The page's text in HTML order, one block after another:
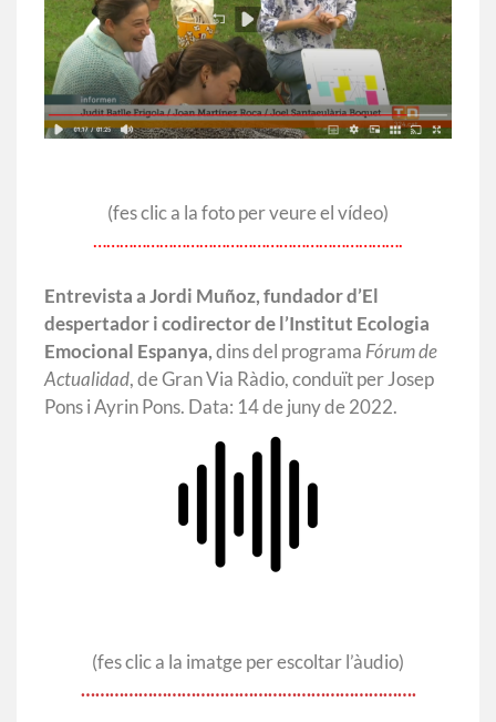
(fes clic a la foto per veure el vídeo)
…………………………………………………………….
Entrevista a Jordi Muñoz, fundador d’El
despertador i codirector de l’Institut Ecologia
Emocional Espanya, dins del programa Fórum de
Actualidad, de Gran Via Ràdio, conduït per Josep
Pons i Ayrin Pons. Data: 14 de juny de 2022.
(fes clic a la imatge per escoltar l’àudio)
…………………………………………………………….